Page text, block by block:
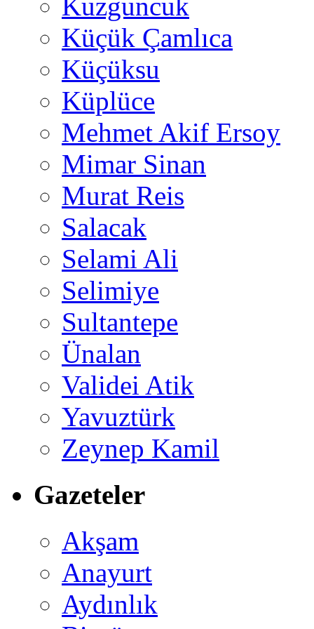
Küçük Çamlıca
Küçüksu
Küplüce
Mehmet Akif Ersoy
Mimar Sinan
Murat Reis
Salacak
Selami Ali
Selimiye
Sultantepe
Ünalan
Validei Atik
Yavuztürk
Zeynep Kamil
Gazeteler
Akşam
Anayurt
Aydınlık